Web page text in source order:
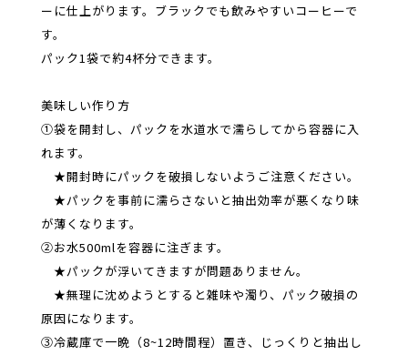
ーに仕上がります。ブラックでも飲みやすいコーヒーで
す。
パック1袋で約4杯分できます。
美味しい作り方
①袋を開封し、パックを水道水で濡らしてから容器に入
れます。
★開封時にパックを破損しないようご注意ください。
★パックを事前に濡らさないと抽出効率が悪くなり味
が薄くなります。
②お水500mlを容器に注ぎます。
★パックが浮いてきますが問題ありません。
★無理に沈めようとすると雑味や濁り、パック破損の
原因になります。
③冷蔵庫で一晩（8~12時間程）置き、じっくりと抽出し